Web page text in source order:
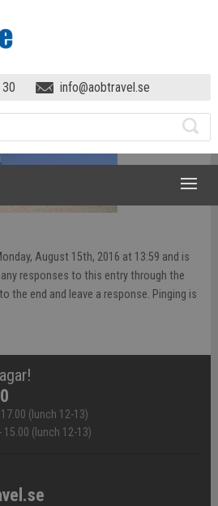
info@aobtravel.se
August 15th, 2016 at 13:59 and is
responses to this entry through the
the end and leave a response. Pinging is
(lunch 12-13)
15.00 (lunch 12-13)